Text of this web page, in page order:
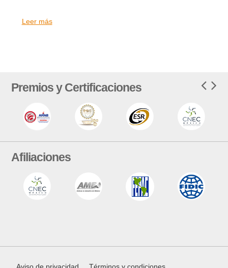
Leer más
Premios y Certificaciones
Afiliaciones